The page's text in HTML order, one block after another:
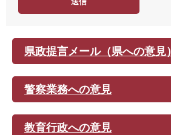
県政提言メール（県への意見）
警察業務への意見
教育行政への意見